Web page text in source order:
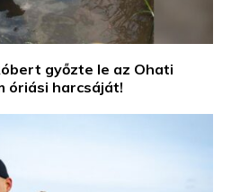
győzte le az Ohati
óriási harcsáját!